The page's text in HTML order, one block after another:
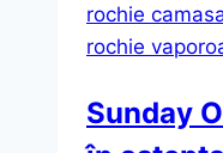
rochie
rochie
Sunday